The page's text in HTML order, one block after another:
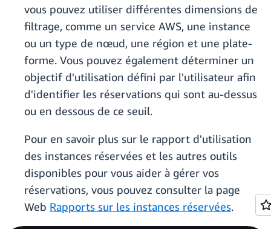
vous pouvez utiliser différentes dimensions de
filtrage, comme un service AWS, une instance
ou un type de nœud, une région et une plate-
forme. Vous pouvez également déterminer un
objectif d'utilisation défini par l'utilisateur afin
d'identifier les réservations qui sont au-dessus
ou en dessous de ce seuil.
Pour en savoir plus sur le rapport d'utilisation
des instances réservées et les autres outils
disponibles pour vous aider à gérer vos
réservations, vous pouvez consulter la page
Web Rapports sur les instances réservées.